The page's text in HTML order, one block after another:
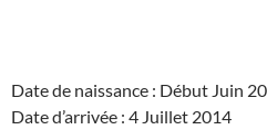
Date de naissance : Début Juin
Date d’arrivée : 4 Juillet 2014